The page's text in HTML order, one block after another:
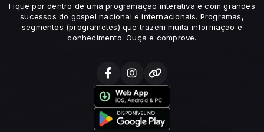
Fique por dentro de uma programação interativa e com grandes
sucessos do gospel nacional e internacionais. Programas,
segmentos (programetes) que trazem muita informação e
conhecimento. Ouça e comprove.